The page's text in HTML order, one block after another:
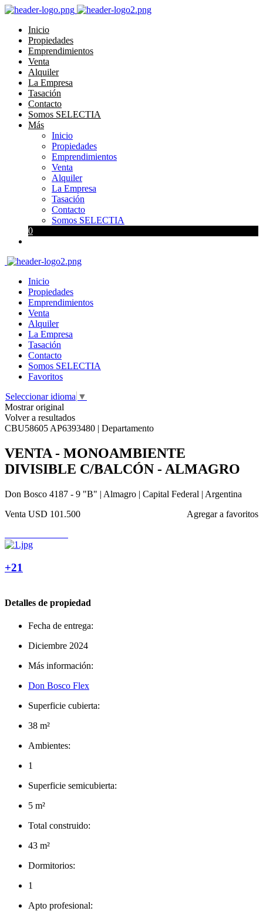
Inicio
Propiedades
Emprendimientos
Venta
Alquiler
La Empresa
Tasación
Contacto
Somos SELECTIA
Más
Inicio
Propiedades
Emprendimientos
Venta
Alquiler
La Empresa
Tasación
Contacto
Somos SELECTIA
0
Inicio
Propiedades
Emprendimientos
Venta
Alquiler
La Empresa
Tasación
Contacto
Somos SELECTIA
Favoritos
Seleccionar idioma ▼
Mostrar original
Volver a resultados
CBU58605 AP6393480 | Departamento
VENTA - MONOAMBIENTE
DIVISIBLE C/BALCÓN - ALMAGRO
Don Bosco 4187 - 9 "B" | Almagro | Capital Federal | Argentina
Agregar a favoritos
Venta USD 101.500
+21
Detalles de propiedad
Fecha de entrega:
Diciembre 2024
Más información:
Don Bosco Flex
Superficie cubierta:
38 m²
Ambientes:
1
Superficie semicubierta:
5 m²
Total construido:
43 m²
Dormitorios:
1
Apto profesional: